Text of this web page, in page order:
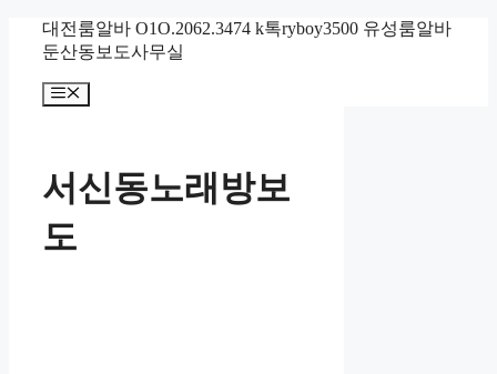
대전룸알바 O1O.2062.3474 k톡ryboy3500 유성룸알바
둔산동보도사무실
메
서신동노래방보
도